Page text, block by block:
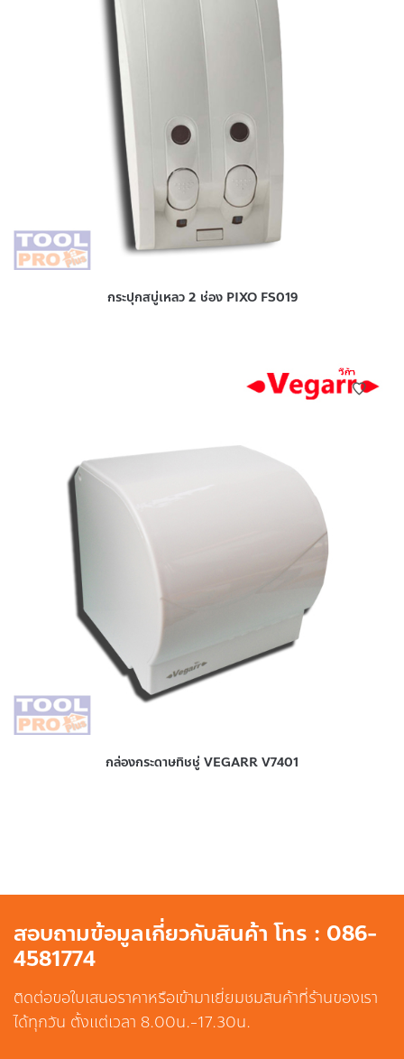
กระปุกสบู่เหลว 2 ช่อง PIXO FS019
กล่องกระดาษทิชชู่ VEGARR V7401
สอบถามข้อมูลเกี่ยวกับสินค้า โทร : 086-
4581774
ติดต่อขอใบเสนอราคาหรือเข้ามาเยี่ยมชมสินค้าที่ร้านของเรา
ได้ทุกวัน ตั้งแต่เวลา 8.00น.-17.30น.